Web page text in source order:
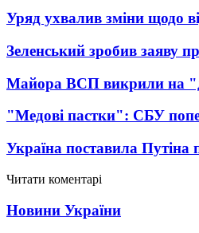
Уряд ухвалив зміни щодо
Зеленський зробив заяву
Майора ВСП викрили на
"Медові пастки": СБУ
Україна поставила
Читати коментарі
Новини України